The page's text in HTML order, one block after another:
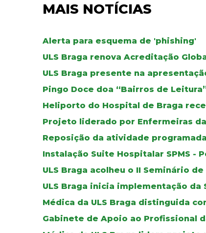
MAIS NOTÍCIAS
Alerta para esquema de 'phishing'
ULS Braga renova Acreditação
ULS Braga presente na
Pingo Doce doa “Bairros de
Heliporto do Hospital de Braga
Projeto liderado por Enfermeiras
Reposição da atividade
Instalação Suite Hospitalar SPMS -
ULS Braga acolheu o II Seminário
ULS Braga inicia implementação da
Médica da ULS Braga distinguida
Gabinete de Apoio ao Profissional